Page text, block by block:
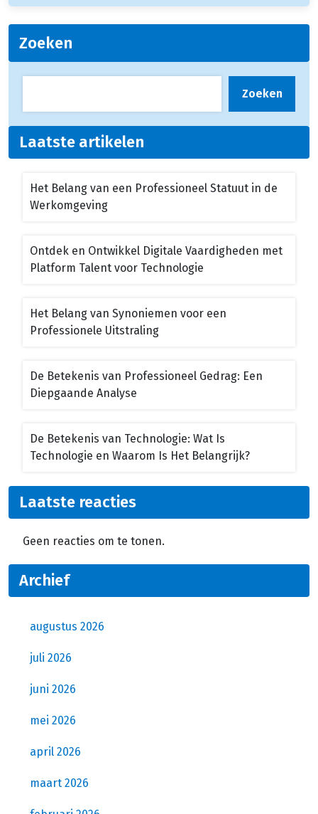
Zoeken
Zoeken
Laatste artikelen
Het Belang van een Professioneel Statuut in de
Werkomgeving
Ontdek en Ontwikkel Digitale Vaardigheden met
Platform Talent voor Technologie
Het Belang van Synoniemen voor een
Professionele Uitstraling
De Betekenis van Professioneel Gedrag: Een
Diepgaande Analyse
De Betekenis van Technologie: Wat Is
Technologie en Waarom Is Het Belangrijk?
Laatste reacties
Geen reacties om te tonen.
Archief
augustus 2026
juli 2026
juni 2026
mei 2026
april 2026
maart 2026